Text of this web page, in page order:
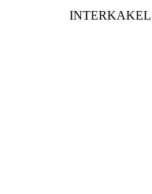
INTERKAKEL